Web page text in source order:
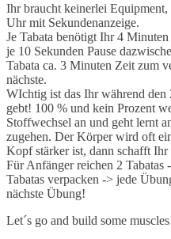
Ihr braucht keinerlei
Uhr mit Sekundenanzeige.
Je Tabata benötigt Ihr 4
je 10 Sekunden Pause
Tabata ca. 3 Minuten Zeit zum
nächste.
WIchtig ist das Ihr während
gebt! 100 % und kein Prozent
Stoffwechsel an und geht lernt
zugehen. Der Körper wird oft
Kopf stärker ist, dann schafft Ihr
Für Anfänger reichen 2
Tabatas verpacken -> jede
nächste Übung!
Let´s go and build some